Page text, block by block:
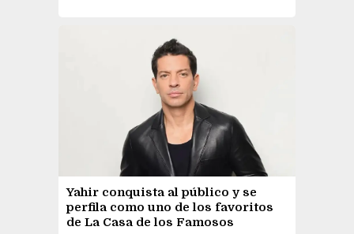
Yahir conquista al público y se
perfila como uno de los favoritos
de La Casa de los Famosos